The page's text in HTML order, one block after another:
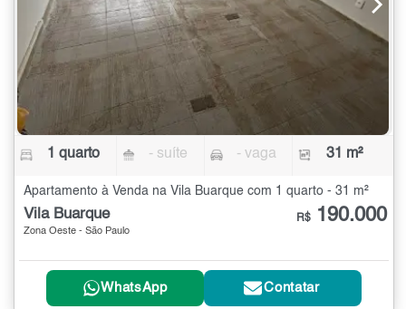
1 quarto - suíte - vaga 31 m²
Apartamento à Venda na Vila Buarque com 1 quarto - 31 m²
Vila Buarque
Zona Oeste - São Paulo
R$ 190.000
WhatsApp Contatar